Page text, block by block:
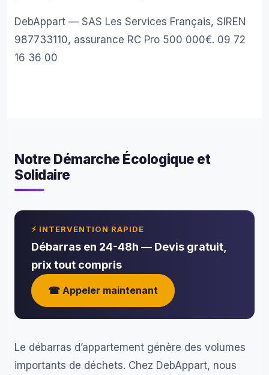
DebAppart — SAS Les Services Français, SIREN
987733110, assurance RC Pro 500 000€. 09 72
16 36 00
Notre Démarche Écologique et
Solidaire
⚡ INTERVENTION RAPIDE
Débarras en 24-48h — Devis gratuit,
prix tout compris
☎ Appeler maintenant
Le débarras d’appartement génère des volumes
importants de déchets. Chez DebAppart, nous